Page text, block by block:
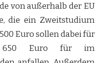
von außerhalb der EU
die ein Zweitstudium
Euro sollen dabei für
650 Euro für im